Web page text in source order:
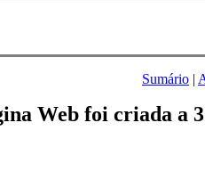
Sumário |
Web foi criada a